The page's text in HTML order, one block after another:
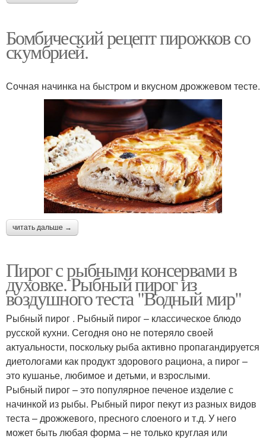
Бомбический рецепт пирожков со
скумбрией.
Сочная начинка на быстром и вкусном дрожжевом тесте.
читать дальше →
Пирог с рыбными консервами в
духовке. Рыбный пирог из
воздушного теста "Водный мир"
Рыбный пирог . Рыбный пирог – классическое блюдо
русской кухни. Сегодня оно не потеряло своей
актуальности, поскольку рыба активно пропагандируется
диетологами как продукт здорового рациона, а пирог –
это кушанье, любимое и детьми, и взрослыми.
Рыбный пирог – это популярное печеное изделие с
начинкой из рыбы. Рыбный пирог пекут из разных видов
теста – дрожжевого, пресного слоеного и т.д. У него
может быть любая форма – не только круглая или